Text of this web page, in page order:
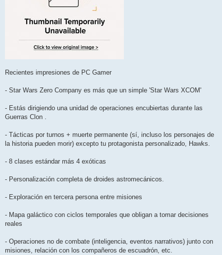
Recientes impresiones de PC Gamer
- Star Wars Zero Company es más que un simple 'Star Wars XCOM'
- Estás dirigiendo una unidad de operaciones encubiertas durante las
Guerras Clon .
- Tácticas por turnos + muerte permanente (sí, incluso los personajes de
la historia pueden morir) excepto tu protagonista personalizado, Hawks.
- 8 clases estándar más 4 exóticas
- Personalización completa de droides astromecánicos.
- Exploración en tercera persona entre misiones
- Mapa galáctico con ciclos temporales que obligan a tomar decisiones
reales
- Operaciones no de combate (inteligencia, eventos narrativos) junto con
misiones, relación con los compañeros de escuadrón, etc.